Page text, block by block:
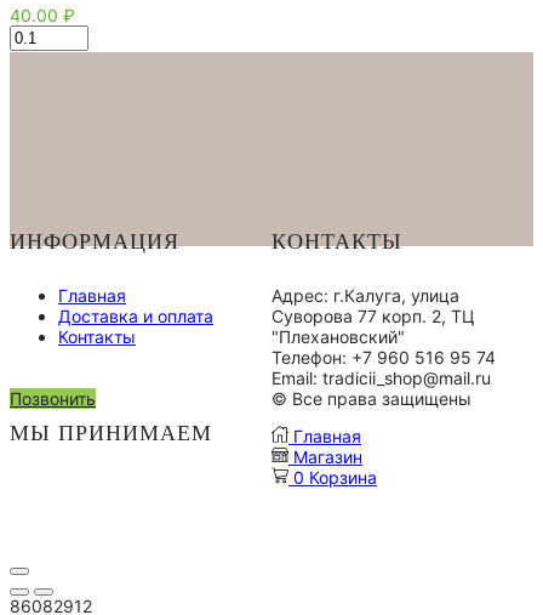
40.00 ₽
Количество
товара
ИНФОРМАЦИЯ
Главная
Доставка и оплата
Контакты
КОНТАКТЫ
Адрес: г.Калуга, улица
Суворова 77 корп. 2, ТЦ
"Плехановский"
Телефон: +7 960 516 95 74
Email: tradicii_shop@mail.ru
Позвонить
МЫ ПРИНИМАЕМ
© Все права защищены
Главная
Магазин
0 Корзина
86082912